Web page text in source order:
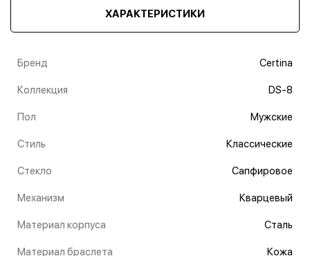
ХАРАКТЕРИСТИКИ
Бренд Certina
Коллекция DS-8
Пол Мужские
Стиль Классические
Стекло Сапфировое
Механизм Кварцевый
Материал корпуса Сталь
Материал браслета Кожа